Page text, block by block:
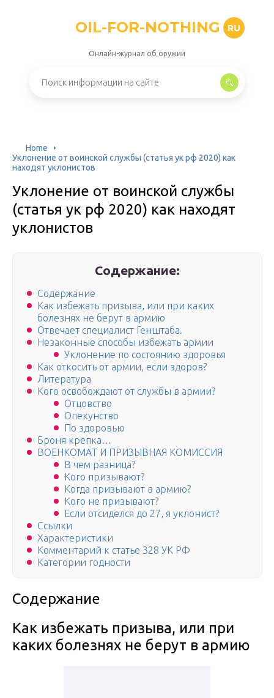
OIL-FOR-NOTHING RU
Онлайн-журнал об оружии
Home
Уклонение от воинской службы (статья ук рф 2020) как
находят уклонистов
Уклонение от воинской службы
(статья ук рф 2020) как находят
уклонистов
Содержание:
Содержание
Как избежать призыва, или при каких
болезнях не берут в армию
Отвечает специалист Генштаба.
Незаконные способы избежать армии
Уклонение по состоянию здоровья
Как откосить от армии, если здоров?
Литература
Кого освобождают от службы в армии?
Отцовство
Опекунство
По здоровью
Броня крепка…
ВОЕНКОМАТ И ПРИЗЫВНАЯ КОМИССИЯ
В чем разница?
Кого призывают?
Когда призывают в армию?
Кого не призывают?
Если отсиделся до 27, я уклонист?
Ссылки
Характеристики
Комментарий к статье 328 УК РФ
Категории годности
Содержание
Как избежать призыва, или при
каких болезнях не берут в армию